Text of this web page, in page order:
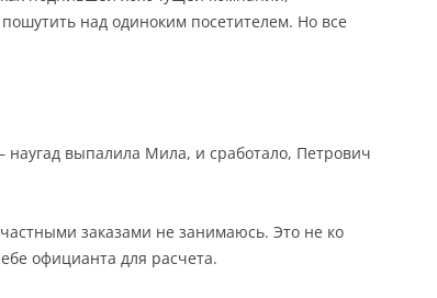
над одиноким посетителем. Но все
выпалила Мила, и сработало, Петрович
заказами не занимаюсь. Это не ко
официанта для расчета.